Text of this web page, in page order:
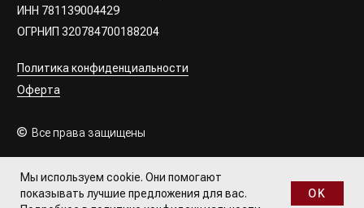
Мы используем cookie. Они помогают
показывать лучшие предложения для вас.
OK